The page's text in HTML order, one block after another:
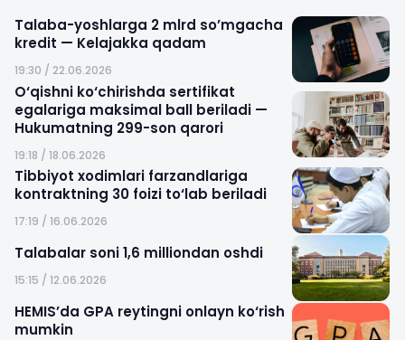
Talaba-yoshlarga 2 mlrd so’mgacha
kredit — Kelajakka qadam
19:30 / 22.06.2026
O‘qishni ko‘chirishda sertifikat
egalariga maksimal ball beriladi —
Hukumatning 299-son qarori
19:18 / 18.06.2026
Tibbiyot xodimlari farzandlariga
kontraktning 30 foizi to‘lab beriladi
17:19 / 16.06.2026
Talabalar soni 1,6 milliondan oshdi
15:15 / 12.06.2026
HEMIS’da GPA reytingni onlayn ko‘rish
mumkin